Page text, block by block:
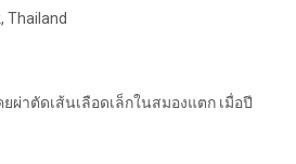
Thailand
ผ่าตัดเส้นเลือดเล็กในสมองแตก เมื่อปี